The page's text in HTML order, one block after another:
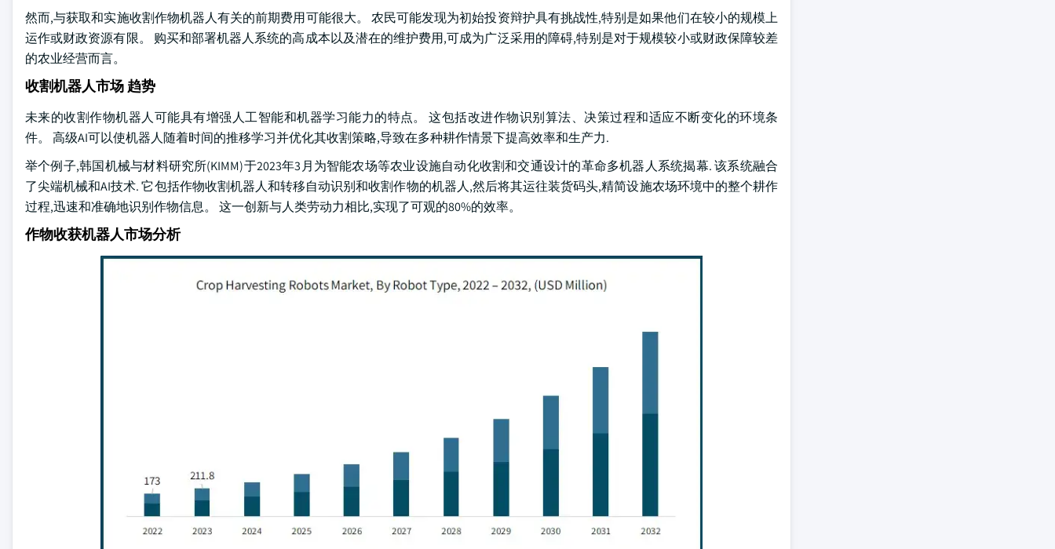
然而,与获取和实施收割作物机器人有关的前期费用可能很大。 农民可能发现为初始投资辩护具有挑战性,特别是如果他们在较小的规模上
运作或财政资源有限。 购买和部署机器人系统的高成本以及潜在的维护费用,可成为广泛采用的障碍,特别是对于规模较小或财政保障较差
的农业经营而言。
收割机器人市场 趋势
未来的收割作物机器人可能具有增强人工智能和机器学习能力的特点。 这包括改进作物识别算法、决策过程和适应不断变化的环境条
件。 高级AI可以使机器人随着时间的推移学习并优化其收割策略,导致在多种耕作情景下提高效率和生产力.
举个例子,韩国机械与材料研究所(KIMM)于2023年3月为智能农场等农业设施自动化收割和交通设计的革命多机器人系统揭幕. 该系统融合
了尖端机械和AI技术. 它包括作物收割机器人和转移自动识别和收割作物的机器人,然后将其运往装货码头,精简设施农场环境中的整个耕作
过程,迅速和准确地识别作物信息。 这一创新与人类劳动力相比,实现了可观的80%的效率。
作物收获机器人市场分析